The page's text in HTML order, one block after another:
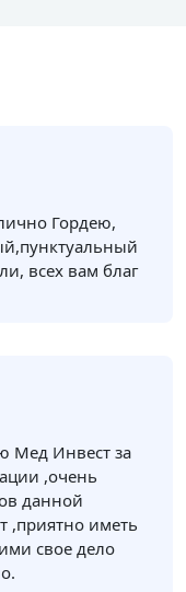
Гордею,
всех вам благ
Мед Инвест за
,очень
данной
,приятно иметь
свое дело